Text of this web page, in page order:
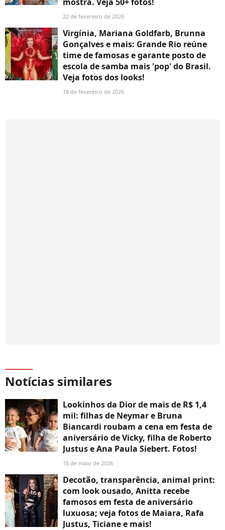
22 de fevereiro de 2026
Virgínia, Mariana Goldfarb, Brunna
Gonçalves e mais: Grande Rio reúne
time de famosas e garante posto de
escola de samba mais 'pop' do Brasil.
Veja fotos dos looks!
18 de fevereiro de 2026
Notícias similares
Lookinhos da Dior de mais de R$ 1,4
mil: filhas de Neymar e Bruna
Biancardi roubam a cena em festa de
aniversário de Vicky, filha de Roberto
Justus e Ana Paula Siebert. Fotos!
16 de maio de 2026
Decotão, transparência, animal print:
com look ousado, Anitta recebe
famosos em festa de aniversário
luxuosa; veja fotos de Maiara, Rafa
Justus, Ticiane e mais!